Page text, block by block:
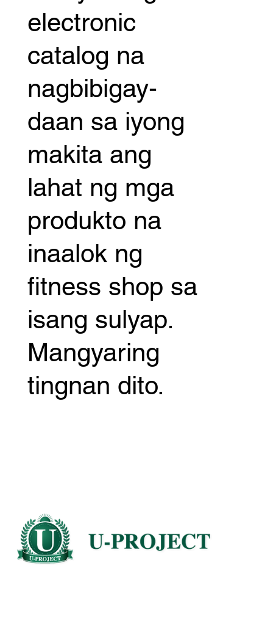
electronic
catalog na
nagbibigay-
daan sa iyong
makita ang
lahat ng mga
produkto na
inaalok ng
fitness shop sa
isang sulyap.
Mangyaring
tingnan dito.